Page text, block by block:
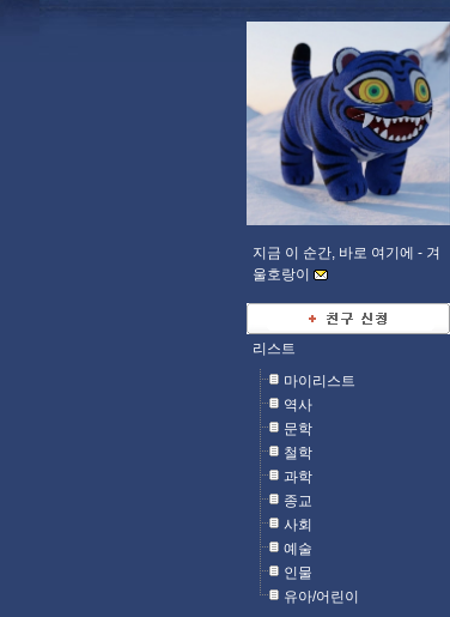
지금 이 순간, 바로 여기에 - 겨
울호랑이
리스트
마이리스트
역사
문학
철학
과학
종교
사회
예술
인물
유아/어린이